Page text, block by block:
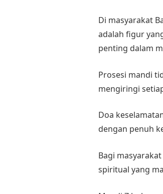
Di masyarakat
adalah figur
penting dalam
Prosesi mandi
mengiringi
Doa
dengan penuh
Bagi
spiritual yang